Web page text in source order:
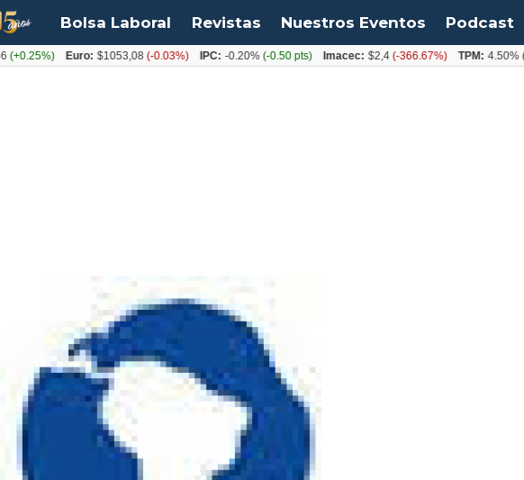
Bolsa Laboral Revistas Nuestros Eventos Podcast
Euro: $1053,08(-0.03%) IPC: -0.20% (-0.50 pts) Imacec: $2,4(-366.67%) TPM: 4.50%(0.00%)